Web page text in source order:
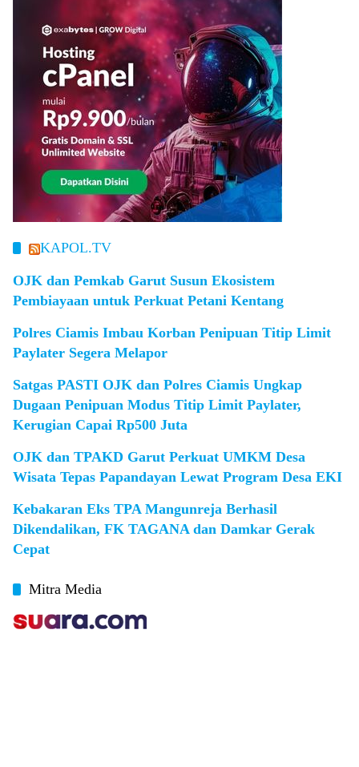
KAPOL.TV
OJK dan Pemkab Garut Susun Ekosistem
Pembiayaan untuk Perkuat Petani Kentang
Polres Ciamis Imbau Korban Penipuan Titip Limit
Paylater Segera Melapor
Satgas PASTI OJK dan Polres Ciamis Ungkap
Dugaan Penipuan Modus Titip Limit Paylater,
Kerugian Capai Rp500 Juta
OJK dan TPAKD Garut Perkuat UMKM Desa
Wisata Tepas Papandayan Lewat Program Desa EKI
Kebakaran Eks TPA Mangunreja Berhasil
Dikendalikan, FK TAGANA dan Damkar Gerak
Cepat
Mitra Media